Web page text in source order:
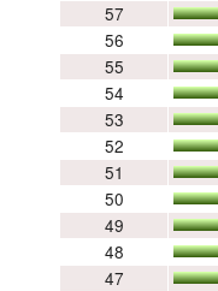
57
56
55
54
53
52
51
50
49
48
47